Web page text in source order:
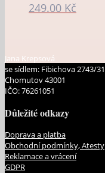
249.00 Kč
Jana Krepsová
se sídlem: Fibichova 2743/31
Chomutov 43001
IČO: 76261051
Důležité odkazy
Doprava a platba
Obchodní podmínky, Atesty
Reklamace a vrácení
GDPR